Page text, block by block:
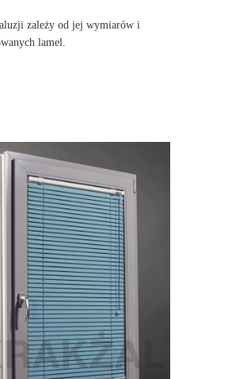
zależy od jej wymiarów i
lamel.